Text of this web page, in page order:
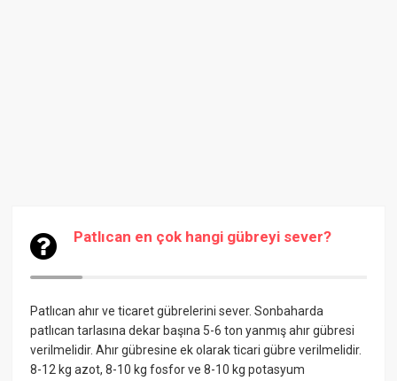
Patlıcan en çok hangi gübreyi sever?
Patlıcan ahır ve ticaret gübrelerini sever. Sonbaharda
patlıcan tarlasına dekar başına 5-6 ton yanmış ahır gübresi
verilmelidir. Ahır gübresine ek olarak ticari gübre verilmelidir.
8-12 kg azot, 8-10 kg fosfor ve 8-10 kg potasyum